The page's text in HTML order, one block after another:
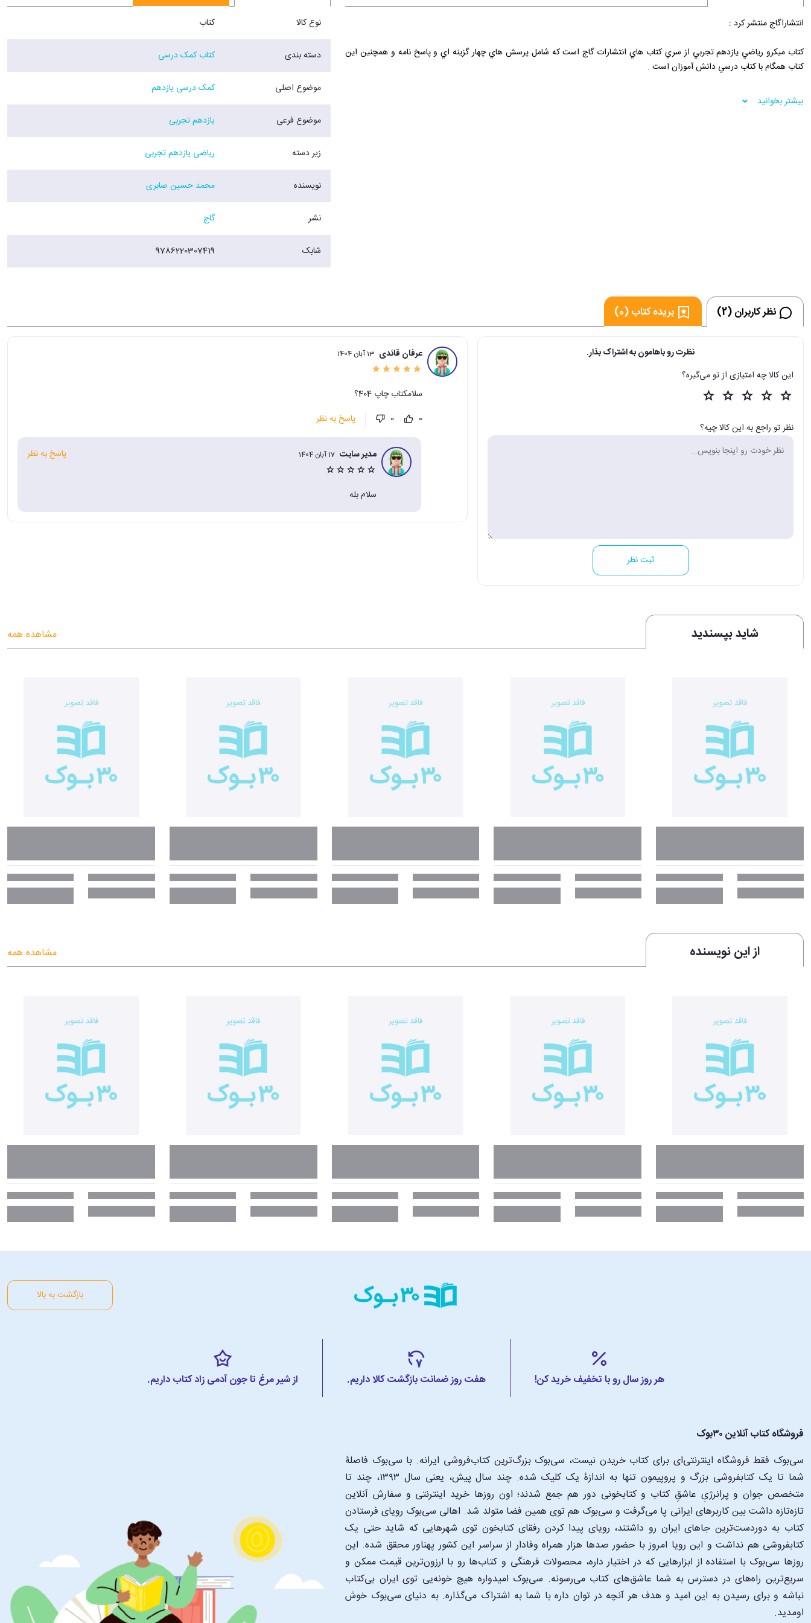
انتشاراگاج منتشر کرد :
کتاب ميکرو رياضي يازدهم تجربي از سري کتاب هاي انتشارات گاج است که شامل پرسش هاي چهار گزينه اي و پاسخ نامه و همچنين اين
کتاب همگام با کتاب درسي دانش آموزان است .
فروشگاه اينترنتي 30بوک
بیشتر بخوانید
نوع کالا کتاب
دسته بندی کتاب کمک درسی
موضوع اصلی کمک درسی یازدهم
موضوع فرعی یازدهم تجربی
زیر دسته ریاضی یازدهم تجربی
نویسنده محمد حسین صابری
نشر گاج
شابک 9786220307419
نظر کاربران (2) بریده کتاب (0)
نظرت رو باهامون به اشتراک بذار.
این کالا چه امتیازی از تو می‌گیره؟
نظر تو راجع به این کالا چیه؟
ثبت نظر
عرفان قائدی 13 آبان 1404
سلامکتاب چاپ 404؟
0
0 پاسخ به نظر
مدیر سایت 17 آبان 1404 پاسخ به نظر
سلام بله
شاید بپسندید مشاهده همه
از این نویسنده مشاهده همه
بازگشت به بالا
هر روز سال رو با تخفیف خرید کن! هفت روز ضمانت بازگشت کالا داریم. از شیر مرغ تا جون آدمی زاد کتاب داریم.
فروشگاه کتاب آنلاین ۳۰بوک
سی‌بوک فقط فروشگاه اینترنتی‌ای برای کتاب خریدن نیست، سی‌بوک بزرگ‌ترین کتاب‌فروشی ایرانه. با سی‌بوک فاصلۀ
شما تا یک کتابفروشی بزرگ و پروپیمون تنها به اندازۀ یک کلیک شده. چند سال پیش، یعنی سال ۱۳۹۳، چند تا
متخصص جوان و پرانرژیِ عاشقِ کتاب و کتابخونی دور هم جمع شدند؛ اون‌ روزها خرید اینترنتی و سفارش آنلاین
تازه‌تازه داشت بین کاربرهای ایرانی پا می‌گرفت و سی‌بوک هم توی همین فضا متولد شد. اهالی سی‌بوک رویای فرستادن
کتاب به دوردست‌ترین جاهای ایران رو داشتند، رویای پیدا کردن رفقای کتابخون توی شهرهایی که شاید حتی یک
کتابفروشی هم نداشت و این رویا امروز با حضور صدها هزار همراه وفادار از سراسر این کشور پهناور محقق شده. این
‌روزها سی‌بوک با استفاده از ابزارهایی که در اختیار داره، محصولات فرهنگی و کتاب‌ها رو با ارزون‌ترین قیمت ممکن و
سریع‌ترین راه‌های در دسترس به شما عاشق‌های کتاب می‌رسونه. سی‌بوک امیدواره هیچ خونه‌یی توی ایران بی‌کتاب
نباشه و برای رسیدن به این امید و هدف هر آنچه در توان داره با شما به اشتراک می‌گذاره. به دنیای سی‌بوک خوش
اومدید.